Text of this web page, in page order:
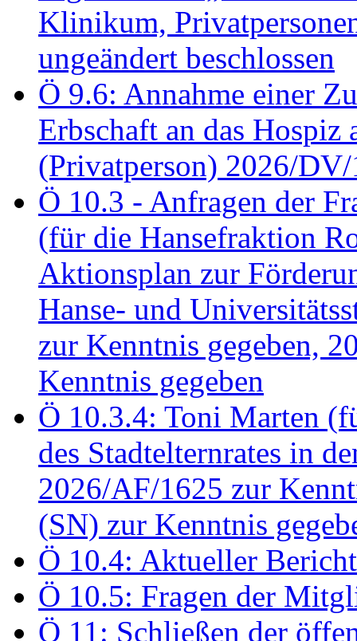
Klinikum,
ungeändert beschlossen
Ö 9.6: Annahme einer
Erbschaft an das
(Privatperson) 2026/DV/
Ö 10.3 - Anfragen der
(für die Hansefraktion
Aktionsplan zur
Hanse- und
zur Kenntnis gegeben,
Kenntnis gegeben
Ö 10.3.4: Toni Marten
des Stadtelternrates in
2026/AF/1625 zur
(SN) zur Kenntnis
Ö 10.4: Aktueller
Ö 10.5: Fragen der
Ö 11: Schließen der